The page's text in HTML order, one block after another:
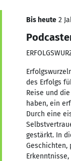
Bis heute 2
des Erfolgs
Reise und
haben, ein
Durch eine
gestärkt. In
Geschichten,